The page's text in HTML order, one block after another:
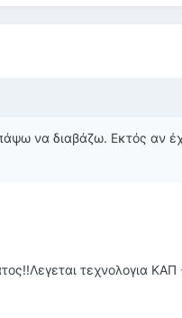
να διαβάζω. Εκτός αν
τεχνολογια ΚΑΠ